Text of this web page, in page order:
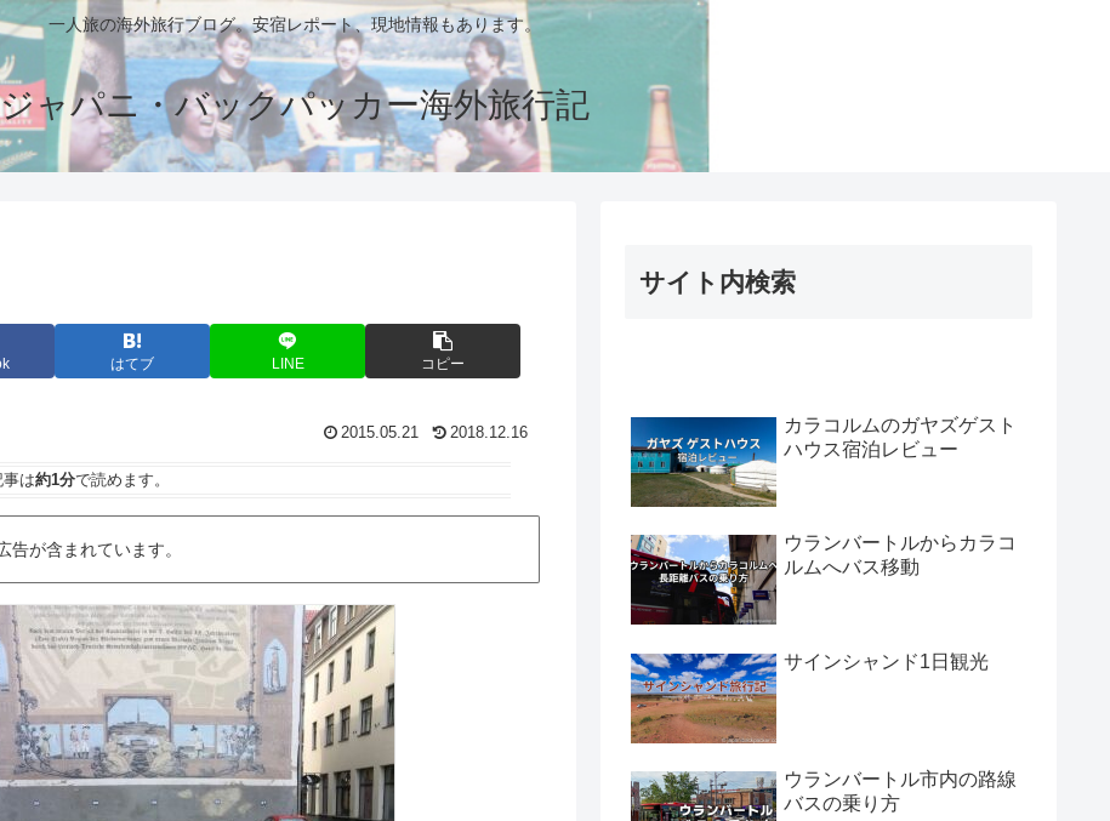
一人旅の海外旅行ブログ。安宿レポート、現地情報もあります。
ジャパニ・バックパッカー海外旅行記
はてブ LINE コピー
2015.05.21 2018.12.16
事は約1分で読めます。
告が含まれています。
サイト内検索
カラコルムのガヤズゲスト
ハウス宿泊レビュー
ウランバートルからカラコ
ルムへバス移動
サインシャンド1日観光
ウランバートル市内の路線
バスの乗り方